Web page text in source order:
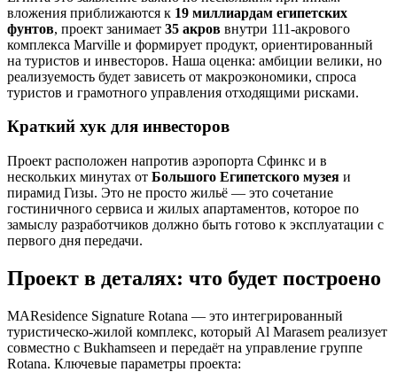
вложения приближаются к 19 миллиардам египетских
фунтов, проект занимает 35 акров внутри 111‑акрового
комплекса Marville и формирует продукт, ориентированный
на туристов и инвесторов. Наша оценка: амбиции велики, но
реализуемость будет зависеть от макроэкономики, спроса
туристов и грамотного управления отходящими рисками.
Краткий хук для инвесторов
Проект расположен напротив аэропорта Сфинкс и в
нескольких минутах от Большого Египетского музея и
пирамид Гизы. Это не просто жильё — это сочетание
гостиничного сервиса и жилых апартаментов, которое по
замыслу разработчиков должно быть готово к эксплуатации с
первого дня передачи.
Проект в деталях: что будет построено
MAResidence Signature Rotana — это интегрированный
туристическо‑жилой комплекс, который Al Marasem реализует
совместно с Bukhamseen и передаёт на управление группе
Rotana. Ключевые параметры проекта: